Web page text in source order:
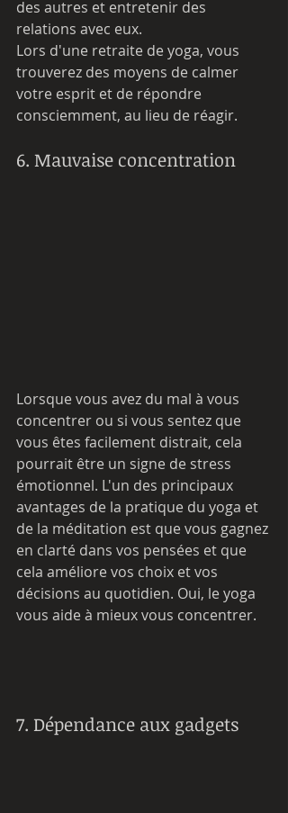
des autres et entretenir des
relations avec eux.
Lors d'une retraite de yoga, vous
trouverez des moyens de calmer
votre esprit et de répondre
consciemment, au lieu de réagir.
6. Mauvaise concentration
Lorsque vous avez du mal à vous
concentrer ou si vous sentez que
vous êtes facilement distrait, cela
pourrait être un signe de stress
émotionnel. L'un des principaux
avantages de la pratique du yoga et
de la méditation est que vous gagnez
en clarté dans vos pensées et que
cela améliore vos choix et vos
décisions au quotidien. Oui, le yoga
vous aide à mieux vous concentrer.
7. Dépendance aux gadgets